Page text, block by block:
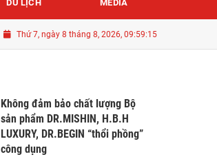
DU LỊCH MEDIA
Thứ 7, ngày 8 tháng 8, 2026, 09:59:16
Không đảm bảo chất lượng Bộ
sản phẩm DR.MISHIN, H.B.H
LUXURY, DR.BEGIN “thổi phồng”
công dụng